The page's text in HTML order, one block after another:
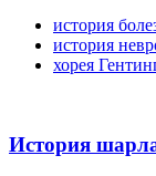
история
история
хорея
История